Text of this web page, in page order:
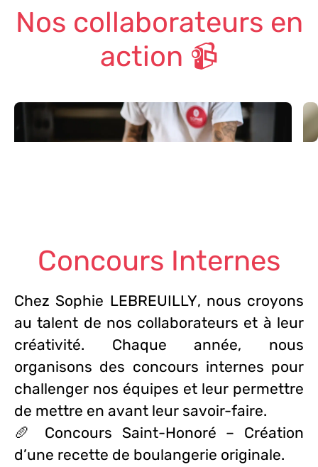
Nos collaborateurs en
action 📹
Concours Internes
Chez Sophie LEBREUILLY, nous croyons
au talent de nos collaborateurs et à leur
créativité. Chaque année, nous
organisons des concours internes pour
challenger nos équipes et leur permettre
de mettre en avant leur savoir-faire.
🥖 Concours Saint-Honoré – Création
d’une recette de boulangerie originale.